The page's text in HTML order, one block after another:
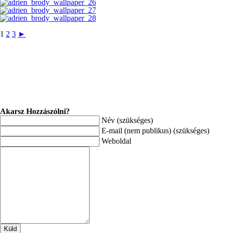
1 2 3 ►
Akarsz Hozzászólni?
Név (szükséges)
E-mail (nem publikus) (szükséges)
Weboldal